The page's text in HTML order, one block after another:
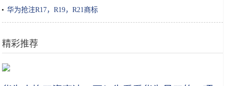
华为抢注R17，R19，R21商标
精彩推荐